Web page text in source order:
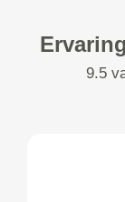
9.5